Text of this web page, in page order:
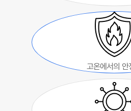
고온에서의 안